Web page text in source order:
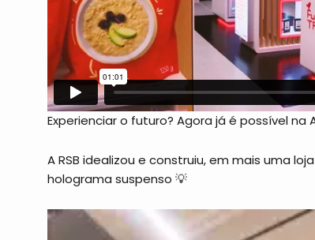
Experienciar o futuro? Agora já é possível na
A RSB idealizou e construiu, em mais uma
holograma suspenso 💡